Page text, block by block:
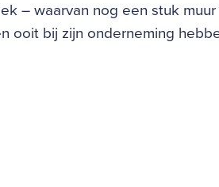
– waarvan nog een stuk
ooit bij zijn onderneming